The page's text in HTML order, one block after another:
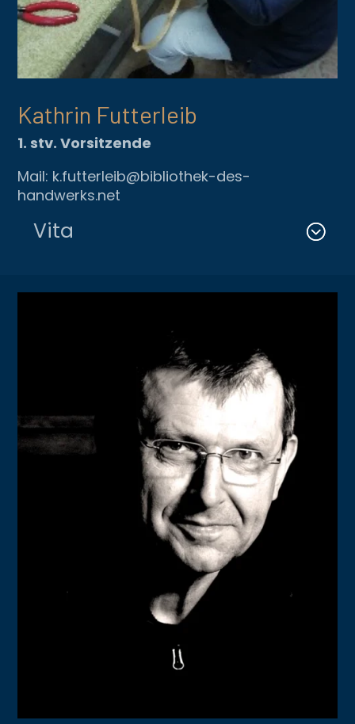
Kathrin Futterleib
1. stv. Vorsitzende
Mail: k.futterleib@bibliothek-des-
handwerks.net
Vita